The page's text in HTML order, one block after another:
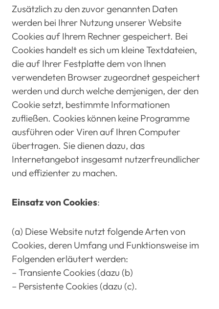
Zusätzlich zu den zuvor genannten Daten
werden bei Ihrer Nutzung unserer Website
Cookies auf Ihrem Rechner gespeichert. Bei
Cookies handelt es sich um kleine Textdateien,
die auf Ihrer Festplatte dem von Ihnen
verwendeten Browser zugeordnet gespeichert
werden und durch welche demjenigen, der den
Cookie setzt, bestimmte Informationen
zufließen. Cookies können keine Programme
ausführen oder Viren auf Ihren Computer
übertragen. Sie dienen dazu, das
Internetangebot insgesamt nutzerfreundlicher
und effizienter zu machen.
Einsatz von Cookies:
(a) Diese Website nutzt folgende Arten von
Cookies, deren Umfang und Funktionsweise im
Folgenden erläutert werden:
– Transiente Cookies (dazu (b)
– Persistente Cookies (dazu (c).